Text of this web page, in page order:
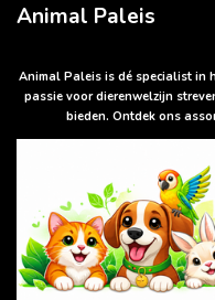
a
t
p
p
Animal Paleis
Animal Paleis is dé specialist in
passie voor dierenwelzijn
bieden. Ontdek ons